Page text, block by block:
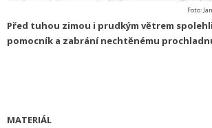
Foto:
Před tuhou zimou i prudkým větrem
pomocník a zabrání nechtěnému
MATERIÁL